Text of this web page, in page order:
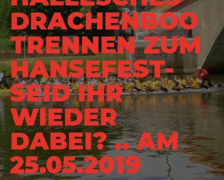
DRACHENBOO
TRENNEN ZUM
HANSEFEST-
SEID IHR
WIEDER
DABEI? .. AM
25.05.2019